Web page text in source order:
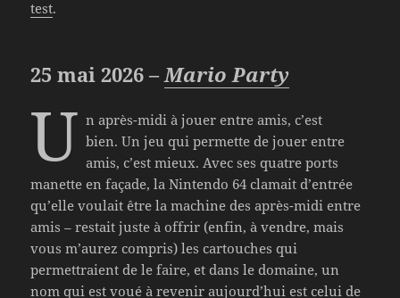
test.
25 mai 2026 –Mario Party
U n après-midi à jouer entre amis, c’est
bien. Un jeu qui permette de jouer entre
amis, c’est mieux. Avec ses quatre ports
manette en façade, la Nintendo 64 clamait d’entrée
qu’elle voulait être la machine des après-midi entre
amis – restait juste à offrir (enfin, à vendre, mais
vous m’aurez compris) les cartouches qui
permettraient de le faire, et dans le domaine, un
nom qui est voué à revenir aujourd’hui est celui de